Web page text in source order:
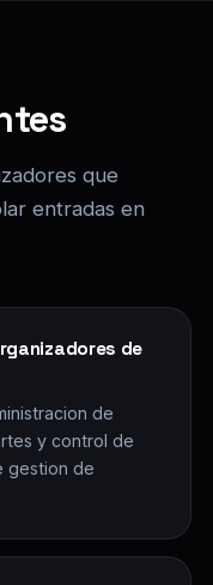
que
entradas en
de
de
y control de
gestion de